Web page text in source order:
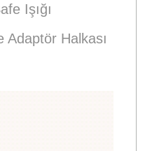
Işığı
Halkası